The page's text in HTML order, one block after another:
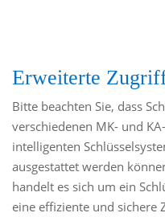
Erweiterte
Bitte beachten Sie, dass
verschiedenen MK- und
intelligenten
ausgestattet werden
handelt es sich um ein
eine effiziente und sichere